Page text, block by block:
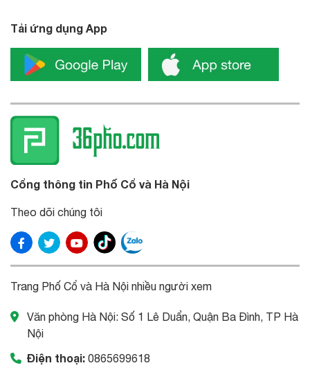
Tải ứng dụng App
Cổng thông tin Phố Cổ và Hà Nội
Theo dõi chúng tôi
Trang Phố Cổ và Hà Nội nhiều người xem
Văn phòng Hà Nội: Số 1 Lê Duẩn, Quận Ba Đình, TP Hà
Nội
Điện thoại: 0865699618